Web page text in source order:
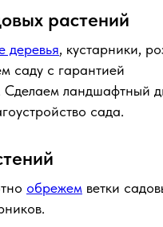
растений
деревья, кустарники,
саду с гарантией
ландшафтный
сада.
обрежем ветки